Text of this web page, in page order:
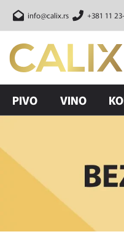
info@calix.rs +381 11
PIVO VINO